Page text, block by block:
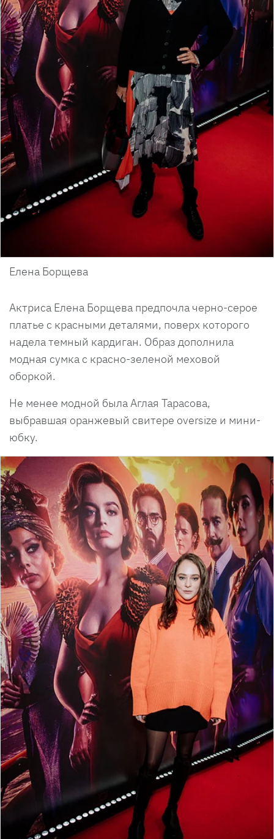
Елена Борщева
Актриса Елена Борщева предпочла черно-серое
платье с красными деталями, поверх которого
надела темный кардиган. Образ дополнила
модная сумка с красно-зеленой меховой
оборкой.
Не менее модной была Аглая Тарасова,
выбравшая оранжевый свитере oversize и мини-
юбку.